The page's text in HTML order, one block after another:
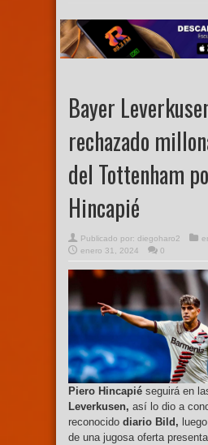
Bayer
rechazado
del Tottenham
Hincapié
Publicado por: diegoharo2
enero 31, 2024
0
Piero Hincapié seguirá en
Leverkusen, así lo dio a
reconocido diario Bild,
de una jugosa oferta